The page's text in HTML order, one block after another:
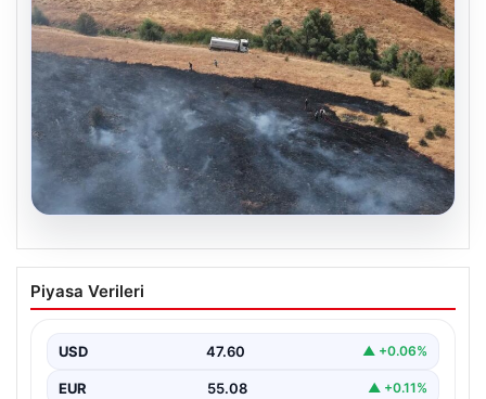
Tunceli’de otluk yangını ormanlık alana
sıçramadan kontrol altına alındı
arasında bulunan otlaklık bölgede henüz
belirlenemeyen bir nedenle…
Piyasa Verileri
USD 47.60 ▲ +0.06%
EUR 55.08 ▲ +0.11%